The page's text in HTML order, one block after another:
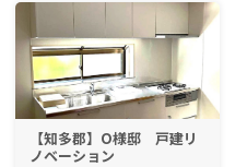
【知多郡】O様邸 戸建リ
ノベーション